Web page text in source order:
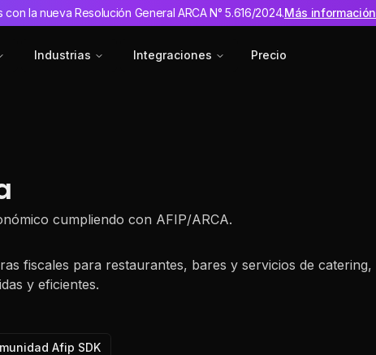
la nueva Resolución General ARCA N° 5.616/2024.Más información
Industrias Integraciones Precio
cumpliendo con AFIP/ARCA.
fiscales para restaurantes, bares y servicios de catering,
y eficientes.
Afip SDK